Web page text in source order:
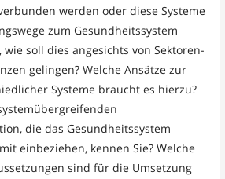
werden oder diese Systeme
zum Gesundheitssystem
soll dies angesichts von Sektoren-
gelingen? Welche Ansätze zur
Systeme braucht es hierzu?
die das Gesundheitssystem
einbeziehen, kennen Sie? Welche
sind für die Umsetzung